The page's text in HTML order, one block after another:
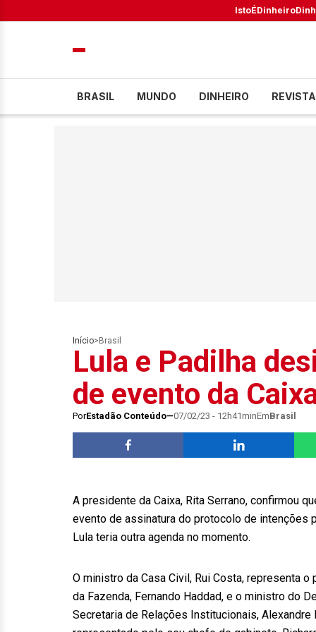
IstoÉDinheiro
BRASIL MUNDO DINHEIRO REVISTA
Início> Brasil
Lula e Padilha
de evento da
PorEstadão Conteúdo 07/02/23 - 12h41minEmBrasil
A presidente da Caixa, Rita Serrano, confirmou
evento de assinatura do protocolo de intenções
Lula teria outra agenda no momento.
O ministro da Casa Civil, Rui Costa, representa
da Fazenda, Fernando Haddad, e o ministro do
Secretaria de Relações Institucionais,